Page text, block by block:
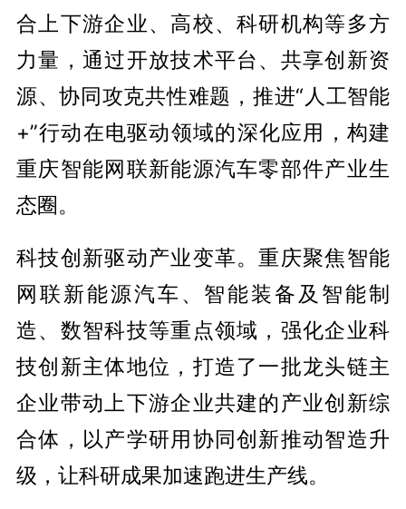
合上下游企业、高校、科研机构等多方
力量，通过开放技术平台、共享创新资
源、协同攻克共性难题，推进“人工智能
+”行动在电驱动领域的深化应用，构建
重庆智能网联新能源汽车零部件产业生
态圈。
科技创新驱动产业变革。重庆聚焦智能
网联新能源汽车、智能装备及智能制
造、数智科技等重点领域，强化企业科
技创新主体地位，打造了一批龙头链主
企业带动上下游企业共建的产业创新综
合体，以产学研用协同创新推动智造升
级，让科研成果加速跑进生产线。